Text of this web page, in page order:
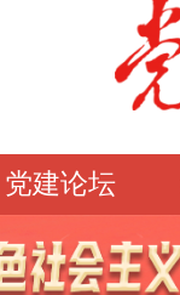
党建论坛
地 理论
范 学史